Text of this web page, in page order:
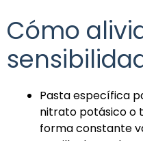
Cómo
Pasta específica
nitrato potásico o
forma constante